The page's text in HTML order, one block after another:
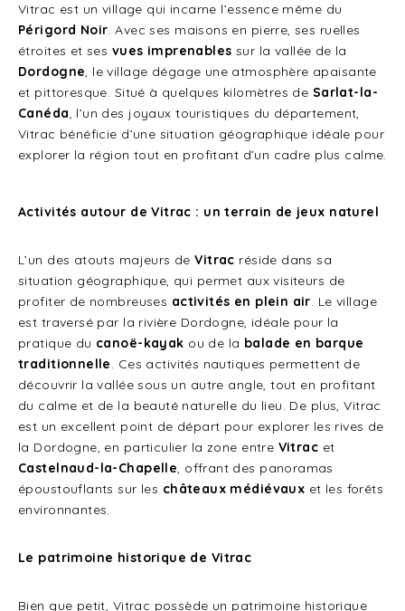
Vitrac est un village qui incarne l’essence même du
Périgord Noir. Avec ses maisons en pierre, ses ruelles
étroites et ses vues imprenables sur la vallée de la
Dordogne, le village dégage une atmosphère apaisante
et pittoresque. Situé à quelques kilomètres de Sarlat-la-
Canéda, l’un des joyaux touristiques du département,
Vitrac bénéficie d’une situation géographique idéale pour
explorer la région tout en profitant d’un cadre plus calme.
Activités autour de Vitrac : un terrain de jeux naturel
L’un des atouts majeurs deVitrac réside dans sa
situation géographique, qui permet aux visiteurs de
profiter de nombreuses activités en plein air. Le village
est traversé par la rivière Dordogne, idéale pour la
pratique du canoë-kayak ou de la balade en barque
traditionnelle. Ces activités nautiques permettent de
découvrir la vallée sous un autre angle, tout en profitant
du calme et de la beauté naturelle du lieu. De plus, Vitrac
est un excellent point de départ pour explorer les rives de
la Dordogne, en particulier la zone entre Vitrac et
Castelnaud-la-Chapelle, offrant des panoramas
époustouflants sur les châteaux médiévaux et les forêts
environnantes.
Le patrimoine historique de Vitrac
Bien que petit, Vitrac possède un patrimoine historique